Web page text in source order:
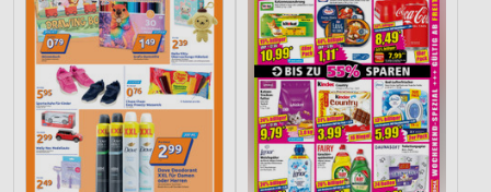
Funktional
Werbung